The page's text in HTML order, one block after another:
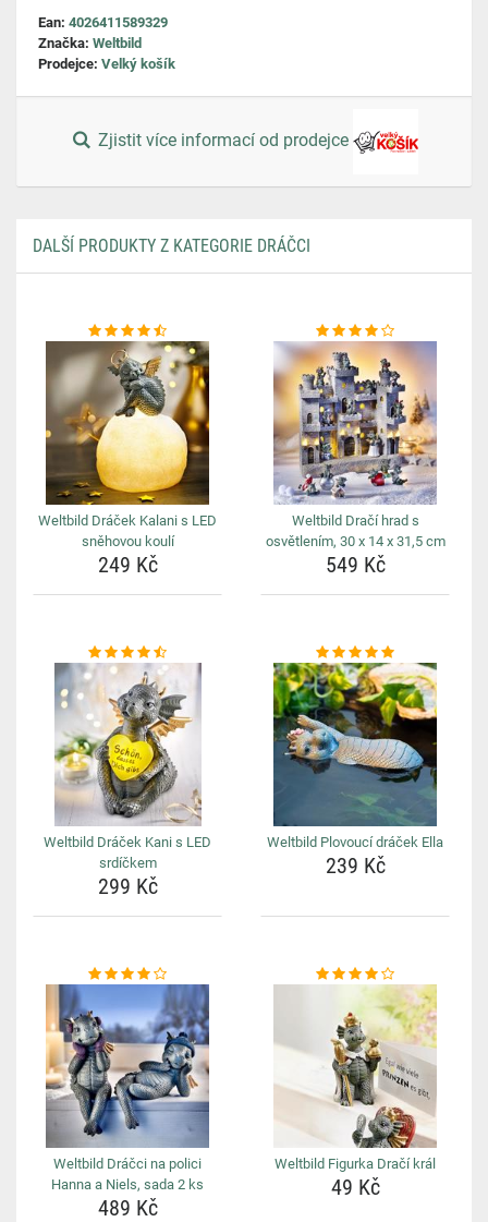
Ean: 4026411589329
Značka: Weltbild
Prodejce: Velký košík
Zjistit více informací od prodejce
DALŠÍ PRODUKTY Z KATEGORIE DRÁČCI
Weltbild Dráček Kalani s LED
sněhovou koulí
249 Kč
Weltbild Dračí hrad s
osvětlením, 30 x 14 x 31,5 cm
549 Kč
Weltbild Dráček Kani s LED
srdíčkem
299 Kč
Weltbild Plovoucí dráček Ella
239 Kč
Weltbild Dráčci na polici
Hanna a Niels, sada 2 ks
489 Kč
Weltbild Figurka Dračí král
49 Kč